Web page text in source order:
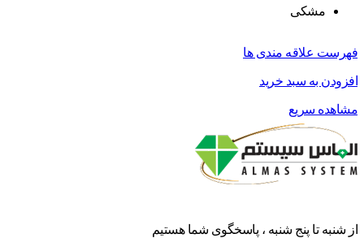
مشکی
فهرست علاقه مندی ها
افزودن به سبد خرید
مشاهده سریع
از شنبه تا پنج شنبه ، پاسخگوی شما هستیم